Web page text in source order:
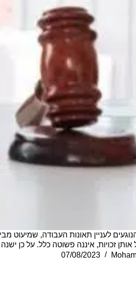
לעניין תאונות העבודה,
אותן זכויות, איננה פשוטה כלל. על כן
07/08/2023